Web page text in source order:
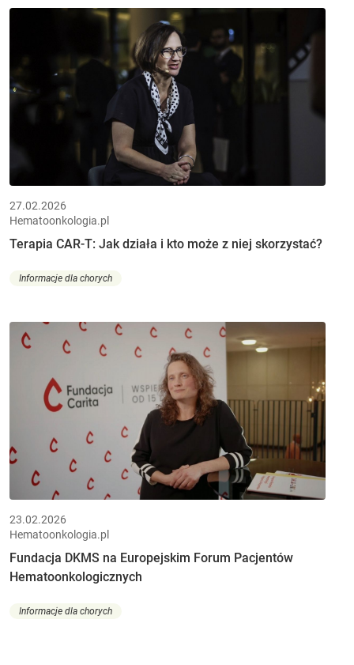
27.02.2026
Hematoonkologia.pl
Terapia CAR-T: Jak działa i kto może z niej skorzystać?
Informacje dla chorych
23.02.2026
Hematoonkologia.pl
Fundacja DKMS na Europejskim Forum Pacjentów
Hematoonkologicznych
Informacje dla chorych